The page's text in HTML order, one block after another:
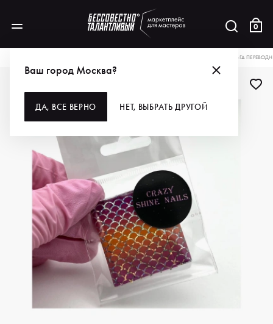
0
Ваш город Москва?
ДА, ВСЕ ВЕРНО НЕТ, ВЫБРАТЬ ДРУГОЙ
CRAZY SHINE NAILS ФОЛЬГА